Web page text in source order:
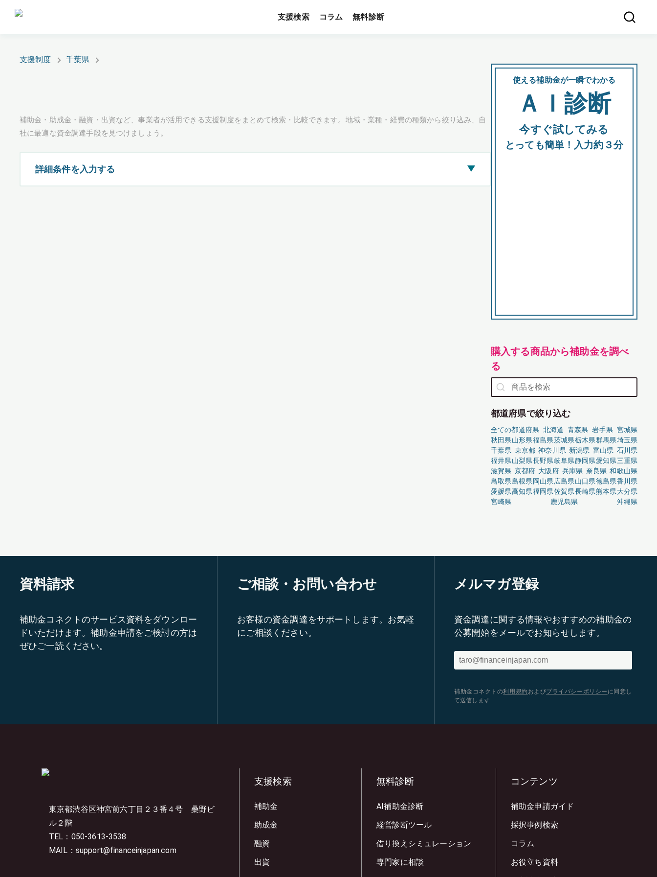
支援検索 コラム 無料診断
支援制度 千葉県
補助金・助成金・融資・出資など、事業者が活用できる支援制度をまとめて検索・比較できます。地域・業種・経費の種類から絞り込み、自
社に最適な資金調達手段を見つけましょう。
詳細条件を入力する ▶
使える補助金が一瞬でわかる
ＡＩ診断
今すぐ試してみる
とっても簡単！入力約３分
購入する商品から補助金を調べ
る
都道府県で絞り込む
全ての都道府県 北海道 青森県 岩手県 宮城県
秋田県山形県福島県茨城県栃木県群馬県埼玉県
千葉県 東京都 神奈川県 新潟県 富山県 石川県
福井県山梨県長野県岐阜県静岡県愛知県三重県
滋賀県 京都府 大阪府 兵庫県 奈良県 和歌山県
鳥取県島根県岡山県広島県山口県徳島県香川県
愛媛県高知県福岡県佐賀県長崎県熊本県大分県
宮崎県
鹿児島県 沖縄県
資料請求
補助金コネクトのサービス資料をダウンロー
ドいただけます。補助金申請をご検討の方は
ぜひご一読ください。
ご相談・お問い合わせ
お客様の資金調達をサポートします。お気軽
にご相談ください。
メルマガ登録
資金調達に関する情報やおすすめの補助金の
公募開始をメールでお知らせします。
補助金コネクトの利用規約 およびプライバシーポリシー に同意し
て送信します
東京都渋谷区神宮前六丁目２３番４号 桑野ビ
ル２階
TEL：050-3613-3538
MAIL：support@financeinjapan.com
支援検索
補助金
助成金
融資
出資
無料診断
AI補助金診断
経営診断ツール
借り換えシミュレーション
専門家に相談
コンテンツ
補助金申請ガイド
採択事例検索
コラム
お役立ち資料